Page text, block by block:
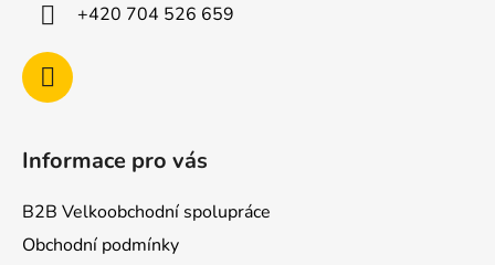
+420 704 526 659
Informace pro vás
B2B Velkoobchodní spolupráce
Obchodní podmínky